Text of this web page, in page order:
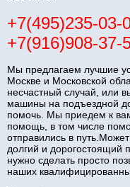
+7(495)235-03-
+7(916)908-37-
Мы предлагаем лучшие
Москве и Московской
несчастный случай, или
машины на подъездной
помочь. Мы приедем к
помощь, в том числе
отправились в
долгий и дорогостоящий
нужно сделать просто
наших